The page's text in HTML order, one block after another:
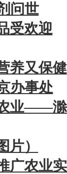
问世
受欢迎
养又保健
办事处
业——滁
）
农业